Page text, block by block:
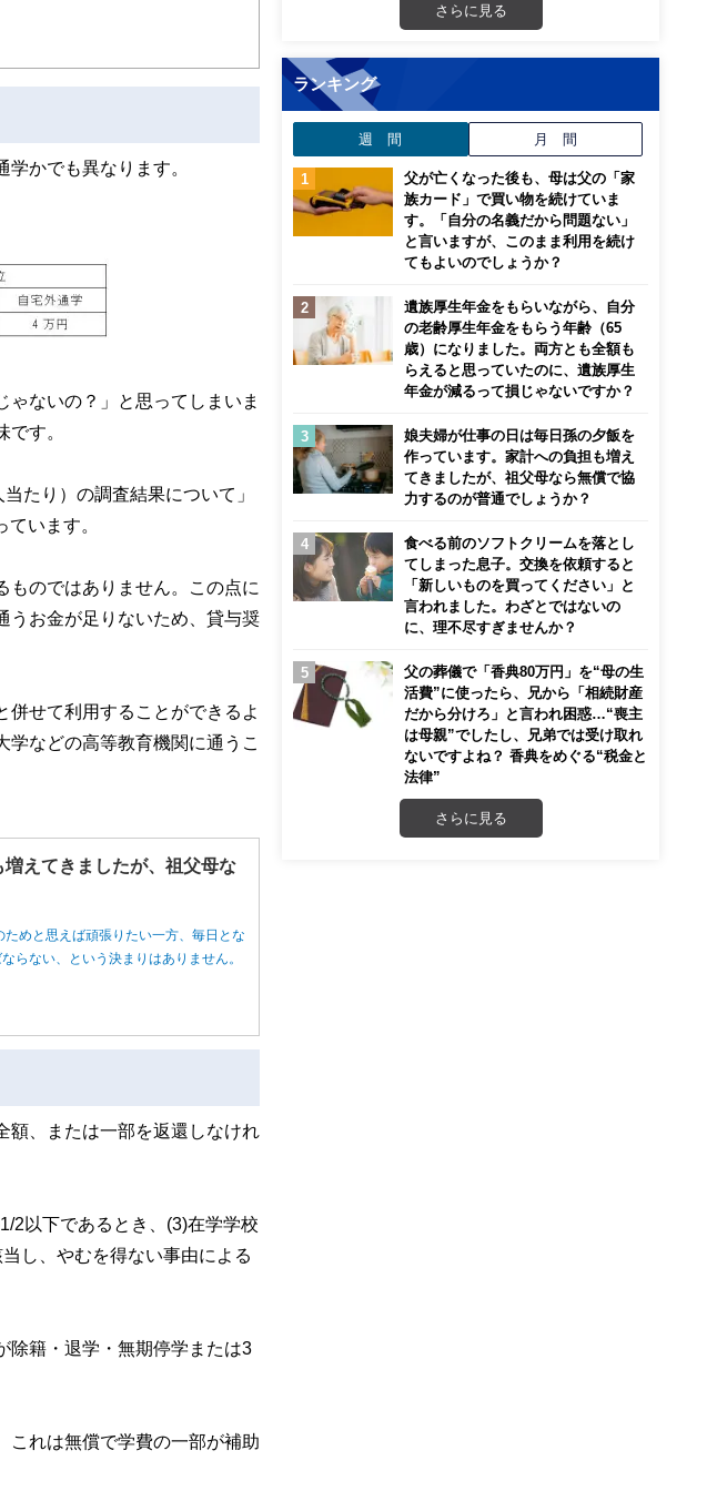
かでも異なります。
ないの？」と思ってしまいま
す。
たり）の調査結果について」
います。
ものではありません。この点に
うお金が足りないため、貸与奨
せて利用することができるよ
学などの高等教育機関に通うこ
えてきましたが、祖父母な
めと思えば頑張りたい一方、毎日とな
らない、という決まりはありません。
額、または一部を返還しなけれ
2以下であるとき、(3)在学学校
し、やむを得ない事由による
除籍・退学・無期停学または3
これは無償で学費の一部が補助
さらに見る
ランキング
週 間 月 間
父が亡くなった後も、母は父の「家
族カード」で買い物を続けていま
す。「自分の名義だから問題ない」
と言いますが、このまま利用を続け
てもよいのでしょうか？
遺族厚生年金をもらいながら、自分
の老齢厚生年金をもらう年齢（65
歳）になりました。両方とも全額も
らえると思っていたのに、遺族厚生
年金が減るって損じゃないですか？
娘夫婦が仕事の日は毎日孫の夕飯を
作っています。家計への負担も増え
てきましたが、祖父母なら無償で協
力するのが普通でしょうか？
食べる前のソフトクリームを落とし
てしまった息子。交換を依頼すると
「新しいものを買ってください」と
言われました。わざとではないの
に、理不尽すぎませんか？
父の葬儀で「香典80万円」を“母の生
活費”に使ったら、兄から「相続財産
だから分けろ」と言われ困惑…“喪主
は母親”でしたし、兄弟では受け取れ
ないですよね？ 香典をめぐる“税金と
法律”
さらに見る